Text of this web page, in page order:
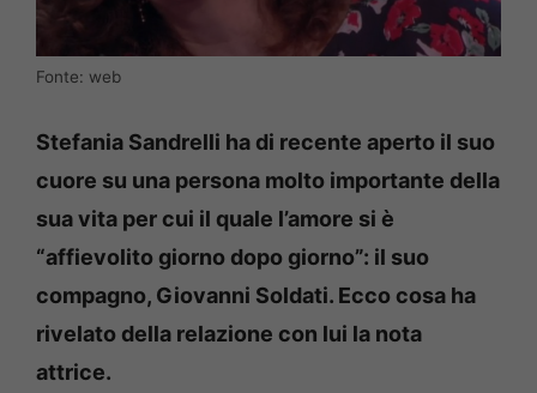
Fonte: web
Stefania Sandrelli ha di recente aperto il suo
cuore su una persona molto importante della
sua vita per cui il quale l’amore si è
“affievolito giorno dopo giorno”: il suo
compagno, Giovanni Soldati. Ecco cosa ha
rivelato della relazione con lui la nota
attrice.